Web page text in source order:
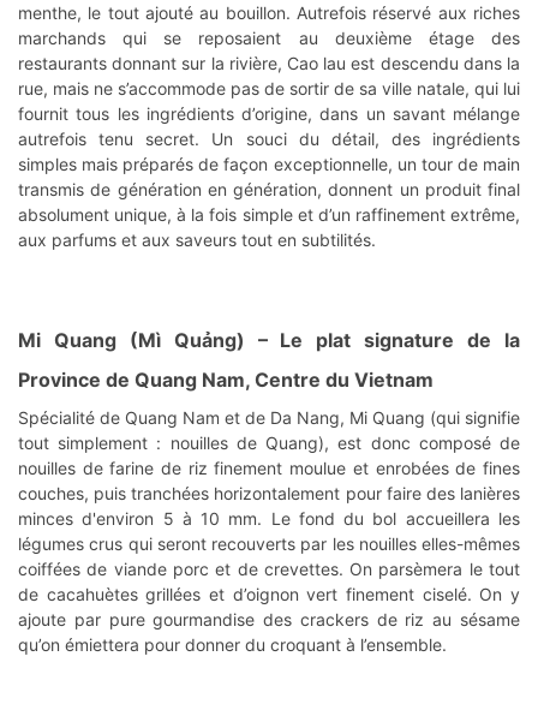
menthe, le tout ajouté au bouillon. Autrefois réservé aux riches
marchands qui se reposaient au deuxième étage des
restaurants donnant sur la rivière, Cao lau est descendu dans la
rue, mais ne s’accommode pas de sortir de sa ville natale, qui lui
fournit tous les ingrédients d’origine, dans un savant mélange
autrefois tenu secret. Un souci du détail, des ingrédients
simples mais préparés de façon exceptionnelle, un tour de main
transmis de génération en génération, donnent un produit final
absolument unique, à la fois simple et d’un raffinement extrême,
aux parfums et aux saveurs tout en subtilités.
Mi Quang (Mì Quảng) – Le plat signature de la
Province de Quang Nam, Centre du Vietnam
Spécialité de Quang Nam et de Da Nang, Mi Quang (qui signifie
tout simplement : nouilles de Quang), est donc composé de
nouilles de farine de riz finement moulue et enrobées de fines
couches, puis tranchées horizontalement pour faire des lanières
minces d'environ 5 à 10 mm. Le fond du bol accueillera les
légumes crus qui seront recouverts par les nouilles elles-mêmes
coiffées de viande porc et de crevettes. On parsèmera le tout
de cacahuètes grillées et d’oignon vert finement ciselé. On y
ajoute par pure gourmandise des crackers de riz au sésame
qu’on émiettera pour donner du croquant à l’ensemble.